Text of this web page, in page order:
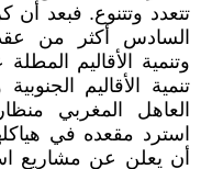
تتعدد وتتنوع. فبعد
السادس أكثر من
وتنمية الأقاليم
تنمية الأقاليم
العاهل المغربي
استرد مقعده في
أن يعلن عن مشاريع